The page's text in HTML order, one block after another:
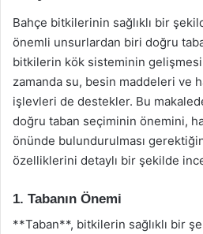
Bahçe bitkilerinin sağlıklı bir
önemli unsurlardan biri doğru
bitkilerin kök sisteminin
zamanda su, besin maddeleri ve
işlevleri de destekler. Bu
doğru taban seçiminin önemini,
önünde bulundurulması
özelliklerini detaylı bir şekilde
1. Tabanın Önemi
**Taban**, bitkilerin sağlıklı bir